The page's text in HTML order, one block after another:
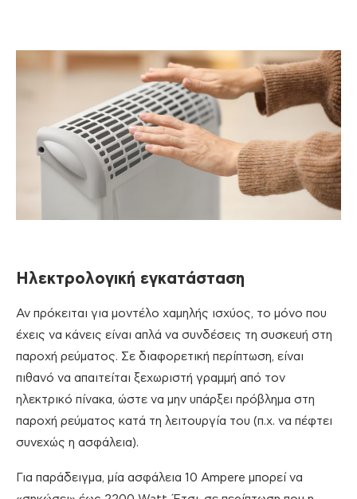
Ηλεκτρολογική εγκατάσταση
Αν πρόκειται για μοντέλο χαμηλής ισχύος, το μόνο που
έχεις να κάνεις είναι απλά να συνδέσεις τη συσκευή στη
παροχή ρεύματος. Σε διαφορετική περίπτωση, είναι
πιθανό να απαιτείται ξεχωριστή γραμμή από τον
ηλεκτρικό πίνακα, ώστε να μην υπάρξει πρόβλημα στη
παροχή ρεύματος κατά τη λειτουργία του (π.χ. να πέφτει
συνεχώς η ασφάλεια).
Για παράδειγμα, μία ασφάλεια 10 Ampere μπορεί να